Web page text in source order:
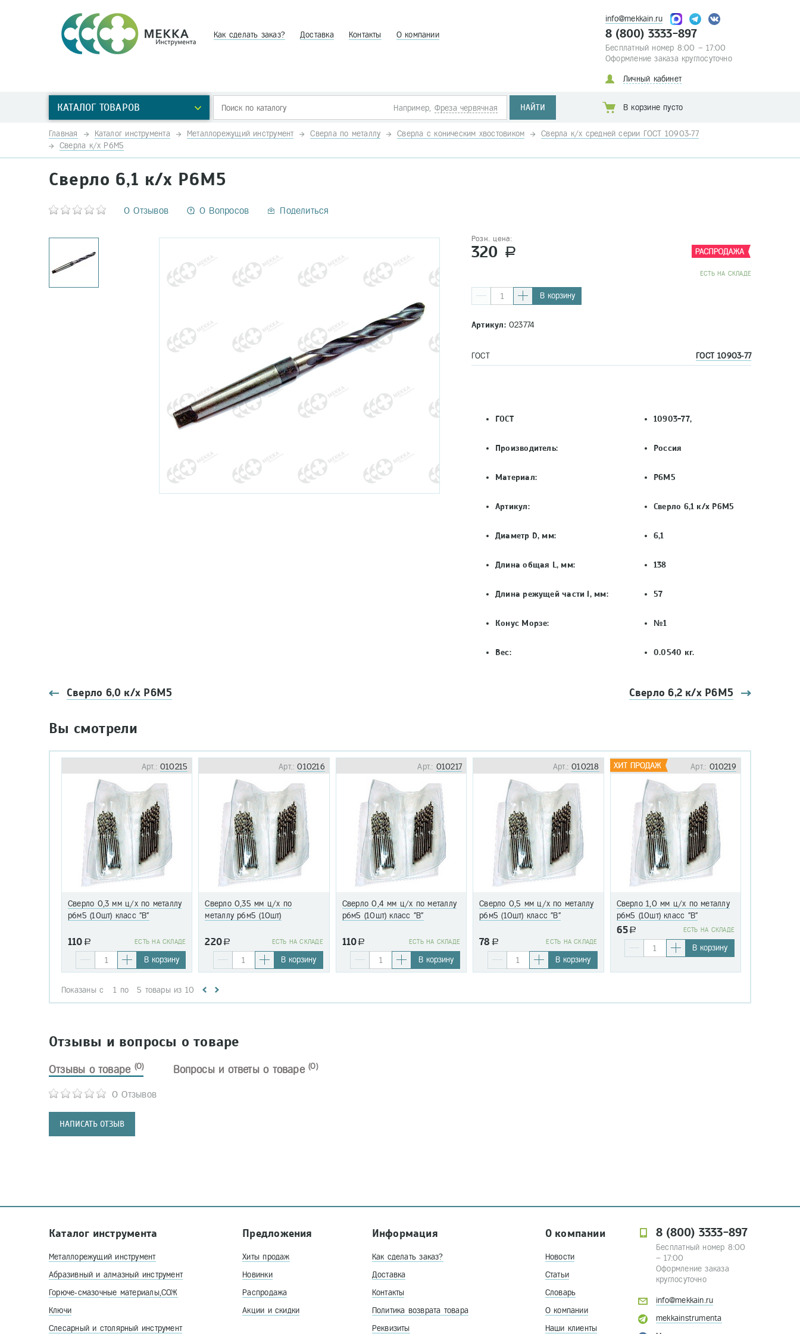
Как сделать заказ? Доставка Контакты О компании
info@mekkain.ru
8 (800) 3333-897
Бесплатный номер 8:00 – 17:00
Оформление заказа круглосуточно
Личный кабинет
КАТАЛОГ ТОВАРОВ Например, Фреза червячная НАЙТИ В корзине пусто
Главная Каталог инструмента Металлорежущий инструмент Сверла по металлу Сверла с коническим хвостовиком
Сверла к/х средней серии ГОСТ 10903-77
Сверла к/х Р6М5
Сверло 6,1 к/х Р6М5
0 Отзывов 0 Вопросов Поделиться
Розн. цена:
320 a
EСТЬ НА СКЛАДЕ
В корзину
Артикул:023774
ГОСТ ГОСТ 10903-77
ГОСТ 10903-77,
Производитель: Россия
Материал: Р6М5
Артикул: Сверло 6,1 к/х Р6М5
Диаметр D, мм: 6,1
Длина общая L, мм: 138
Длина режущей части l, мм: 57
Конус Морзе: №1
Вес: 0.0540 кг.
Сверло 6,0 к/х Р6М5 Сверло 6,2 к/х Р6М5
Вы смотрели
Арт.:010215
Сверло 0,3 мм ц/х по металлу
р6м5 (10шт) класс "В"
110 a EСТЬ НА СКЛАДЕ
В корзину
Арт.:010216
Сверло 0,35 мм ц/х по
металлу р6м5 (10шт)
220a EСТЬ НА СКЛАДЕ
В корзину
Арт.: 010217
Сверло 0,4 мм ц/х по металлу
р6м5 (10шт) класс "В"
110a EСТЬ НА СКЛАДЕ
В корзину
Арт.:010218
Сверло 0,5 мм ц/х по металлу
р6м5 (10шт) класс "В"
78 a EСТЬ НА СКЛАДЕ
В корзину
Арт.: 010219
Сверло 1,0 мм ц/х по металлу
р6м5 (10шт) класс "В"
65a EСТЬ НА СКЛАДЕ
В корзину
Показаны с 1 по 5 товары из 10
Отзывы и вопросы о товаре
Отзывы о товаре (0)
0 Отзывов
НАПИСАТЬ ОТЗЫВ
Вопросы и ответы о товаре(0)
Каталог инструмента
Металлорежущий инструмент
Абразивный и алмазный инструмент
Горюче-смазочные материалы,СОЖ
Ключи
Слесарный и столярный инструмент
Предложения
Хиты продаж
Новинки
Распродажа
Акции и скидки
Информация
Как сделать заказ?
Доставка
Контакты
Политика возврата товара
Реквизиты
О компании
Новости
Статьи
Словарь
О компании
Наши клиенты
8 (800) 3333-897
Бесплатный номер 8:00
– 17:00
Оформление заказа
круглосуточно
info@mekkain.ru
mekkainstrumenta